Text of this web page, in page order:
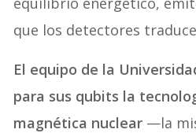
que los detectores
El equipo de la
para sus qubits la
magnética nuclear —la